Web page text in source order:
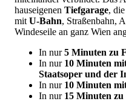
hauseigenen Tiefgarage,
mit U-Bahn, Straßenbahn,
Windeseile an ganz Wien
In nur5 Minuten zu
In nur 10 Minuten
Staatsoper und der
In nur 10 Minuten
In nur 15 Minuten